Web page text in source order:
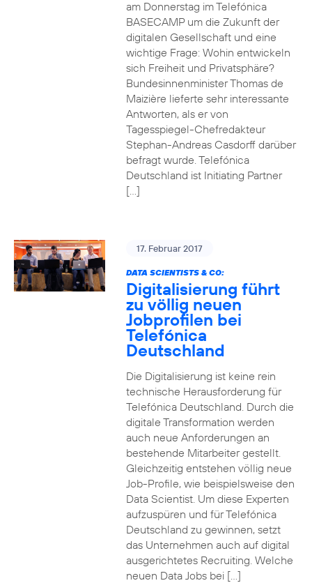
am Donnerstag im Telefónica
BASECAMP um die Zukunft der
digitalen Gesellschaft und eine
wichtige Frage: Wohin entwickeln
sich Freiheit und Privatsphäre?
Bundesinnenminister Thomas de
Maizière lieferte sehr interessante
Antworten, als er von
Tagesspiegel-Chefredakteur
Stephan-Andreas Casdorff darüber
befragt wurde. Telefónica
Deutschland ist Initiating Partner
[…]
17. Februar 2017
DATA SCIENTISTS & CO:
Digitalisierung führt
zu völlig neuen
Jobprofilen bei
Telefónica
Deutschland
Die Digitalisierung ist keine rein
technische Herausforderung für
Telefónica Deutschland. Durch die
digitale Transformation werden
auch neue Anforderungen an
bestehende Mitarbeiter gestellt.
Gleichzeitig entstehen völlig neue
Job-Profile, wie beispielsweise den
Data Scientist. Um diese Experten
aufzuspüren und für Telefónica
Deutschland zu gewinnen, setzt
das Unternehmen auch auf digital
ausgerichtetes Recruiting. Welche
neuen Data Jobs bei […]